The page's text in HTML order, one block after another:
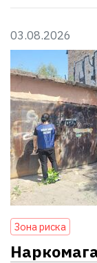
03.08.2026
Зона риска